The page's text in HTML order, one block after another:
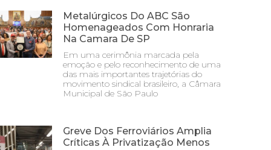
Metalúrgicos Do ABC São
Homenageados Com Honraria
Na Camara De SP
Em uma cerimônia marcada pela
emoção e pelo reconhecimento de uma
das mais importantes trajetórias do
movimento sindical brasileiro, a Câmara
Municipal de São Paulo
Greve Dos Ferroviários Amplia
Críticas À Privatização Menos